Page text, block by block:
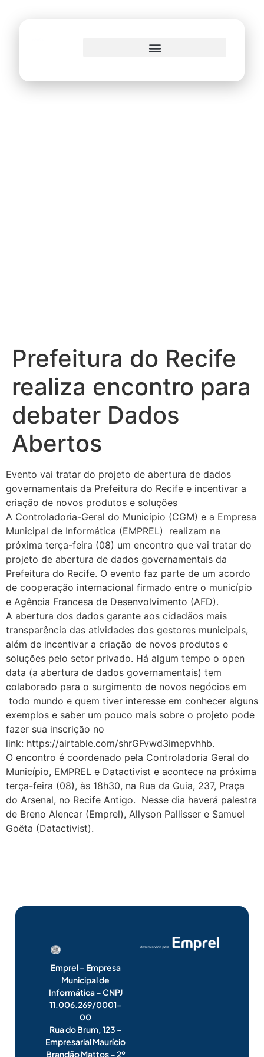
Prefeitura do Recife
realiza encontro para
debater Dados
Abertos
Evento vai tratar do projeto de abertura de dados
governamentais da Prefeitura do Recife e incentivar a
criação de novos produtos e soluções
A Controladoria-Geral do Município (CGM) e a Empresa
Municipal de Informática (EMPREL) realizam na
próxima terça-feira (08) um encontro que vai tratar do
projeto de abertura de dados governamentais da
Prefeitura do Recife. O evento faz parte de um acordo
de cooperação internacional firmado entre o município
e Agência Francesa de Desenvolvimento (AFD).
A abertura dos dados garante aos cidadãos mais
transparência das atividades dos gestores municipais,
além de incentivar a criação de novos produtos e
soluções pelo setor privado. Há algum tempo o open
data (a abertura de dados governamentais) tem
colaborado para o surgimento de novos negócios em
todo mundo e quem tiver interesse em conhecer alguns
exemplos e saber um pouco mais sobre o projeto pode
fazer sua inscrição no
link: https://airtable.com/shrGFvwd3imepvhhb.
O encontro é coordenado pela Controladoria Geral do
Município, EMPREL e Datactivist e acontece na próxima
terça-feira (08), às 18h30, na Rua da Guia, 237, Praça
do Arsenal, no Recife Antigo. Nesse dia haverá palestra
de Breno Alencar (Emprel), Allyson Pallisser e Samuel
Goëta (Datactivist).
Emprel – Empresa
Municipal de
Informática – CNPJ
11.006.269/0001-
00
Rua do Brum, 123 –
Empresarial Maurício
Brandão Mattos – 2º